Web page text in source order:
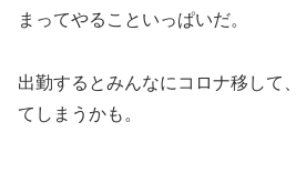
まってやることいっぱいだ。
出勤するとみんなにコロナ移して
てしまうかも。